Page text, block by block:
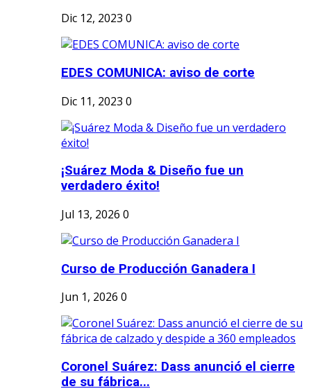
Dic 12, 2023 0
EDES COMUNICA: aviso de corte
Dic 11, 2023 0
¡Suárez Moda & Diseño fue un
verdadero éxito!
Jul 13, 2026 0
Curso de Producción Ganadera I
Jun 1, 2026 0
Coronel Suárez: Dass anunció el cierre
de su fábrica...